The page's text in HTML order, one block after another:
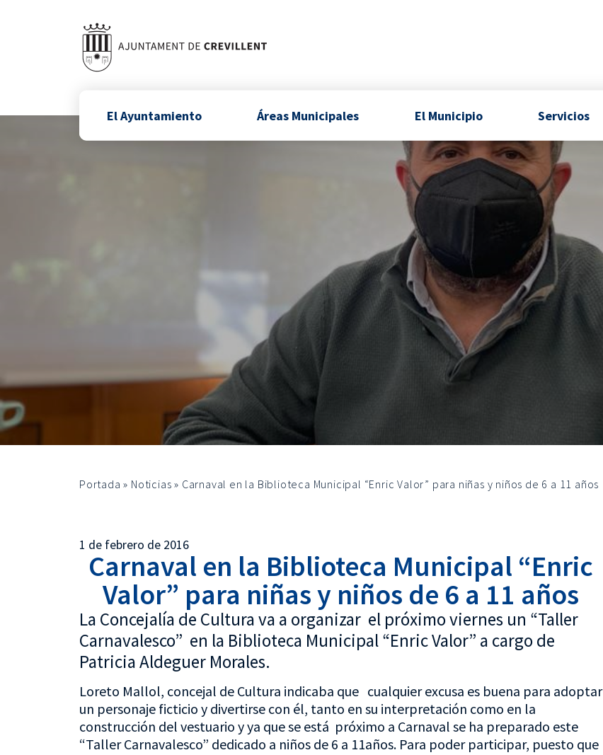
El Ayuntamiento Áreas Municipales El Municipio Servicios
Portada » Noticias » Carnaval en la Biblioteca Municipal “Enric Valor” para niñas y niños de 6 a 11 años
1 de febrero de 2016
Carnaval en la Biblioteca Municipal “Enric
Valor” para niñas y niños de 6 a 11 años
La Concejalía de Cultura va a organizar el próximo viernes un “Taller
Carnavalesco” en la Biblioteca Municipal “Enric Valor” a cargo de
Patricia Aldeguer Morales.
Loreto Mallol, concejal de Cultura indicaba que cualquier excusa es buena para adoptar
un personaje ficticio y divertirse con él, tanto en su interpretación como en la
construcción del vestuario y ya que se está próximo a Carnaval se ha preparado este
“Taller Carnavalesco” dedicado a niños de 6 a 11años. Para poder participar, puesto que